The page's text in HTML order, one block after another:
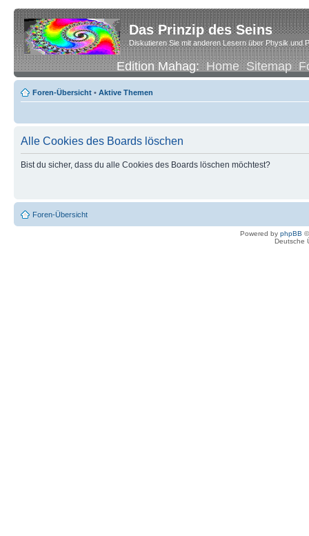
Das Prinzip des Seins
Diskutieren Sie mit anderen Lesern über Physik und
Edition Mahag:Home Sitemap
Foren-Übersicht • Aktive Themen
Alle Cookies des Boards löschen
Bist du sicher, dass du alle Cookies des Boards löschen möchtest?
Foren-Übersicht
Powered by phpBB
Deutsche